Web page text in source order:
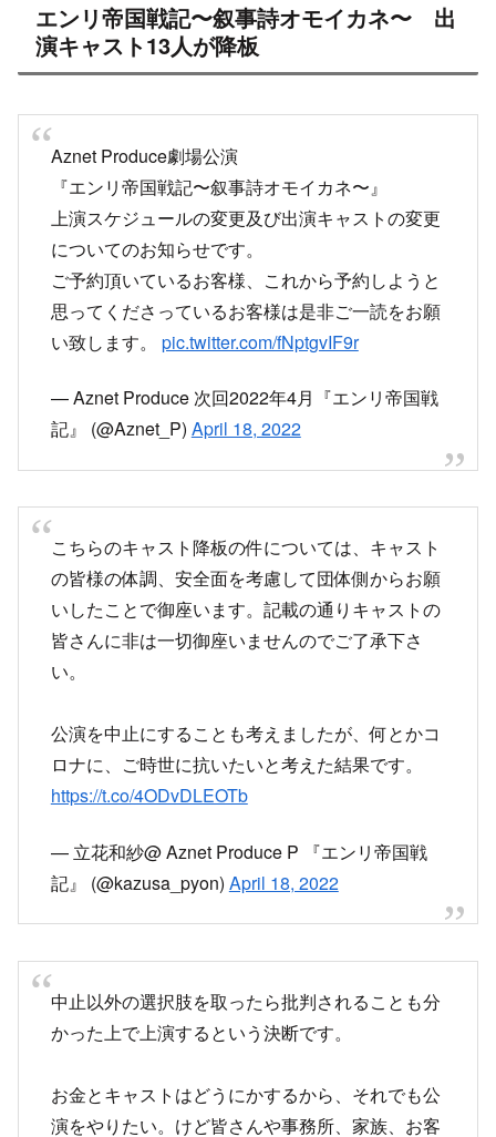
エンリ帝国戦記〜叙事詩オモイカネ〜 出
演キャスト13人が降板
Aznet Produce劇場公演
『エンリ帝国戦記〜叙事詩オモイカネ〜』
上演スケジュールの変更及び出演キャストの変更
についてのお知らせです。
ご予約頂いているお客様、これから予約しようと
思ってくださっているお客様は是非ご一読をお願
い致します。
pic.twitter.com/fNptgvIF9r
— Aznet Produce 次回2022年4月『エンリ帝国戦
記』 (@Aznet_P) April 18, 2022
こちらのキャスト降板の件については、キャスト
の皆様の体調、安全面を考慮して団体側からお願
いしたことで御座います。記載の通りキャストの
皆さんに非は一切御座いませんのでご了承下さ
い。
ロナに、ご時世に抗いたいと考えた結果です。
https://t.co/4ODvDLEOTb
記』 (@kazusa_pyon)April 18, 2022
中止以外の選択肢を取ったら批判されることも分
かった上で上演するという決断です。
演をやりたい。けど皆さんや事務所、家族、お客
様に迷惑はかけられないから降板して下さい、そ